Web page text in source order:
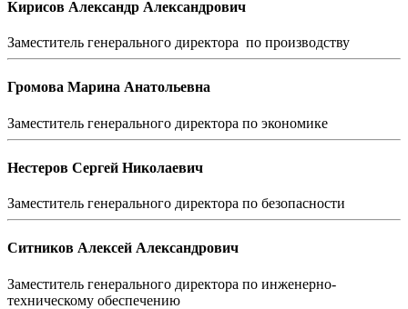
Кирисов Александр Александрович
Заместитель генерального директора по производству
Громова Марина Анатольевна
Заместитель генерального директора по экономике
Нестеров Сергей Николаевич
Заместитель генерального директора по безопасности
Ситников Алексей Александрович
Заместитель генерального директора по инженерно-
техническому обеспечению